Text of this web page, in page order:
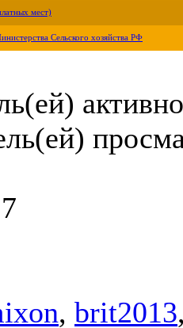
мест)
Сельского хозяйства РФ
активно
, brit2013